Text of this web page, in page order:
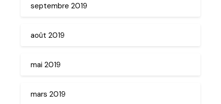
septembre 2019
août 2019
mai 2019
mars 2019